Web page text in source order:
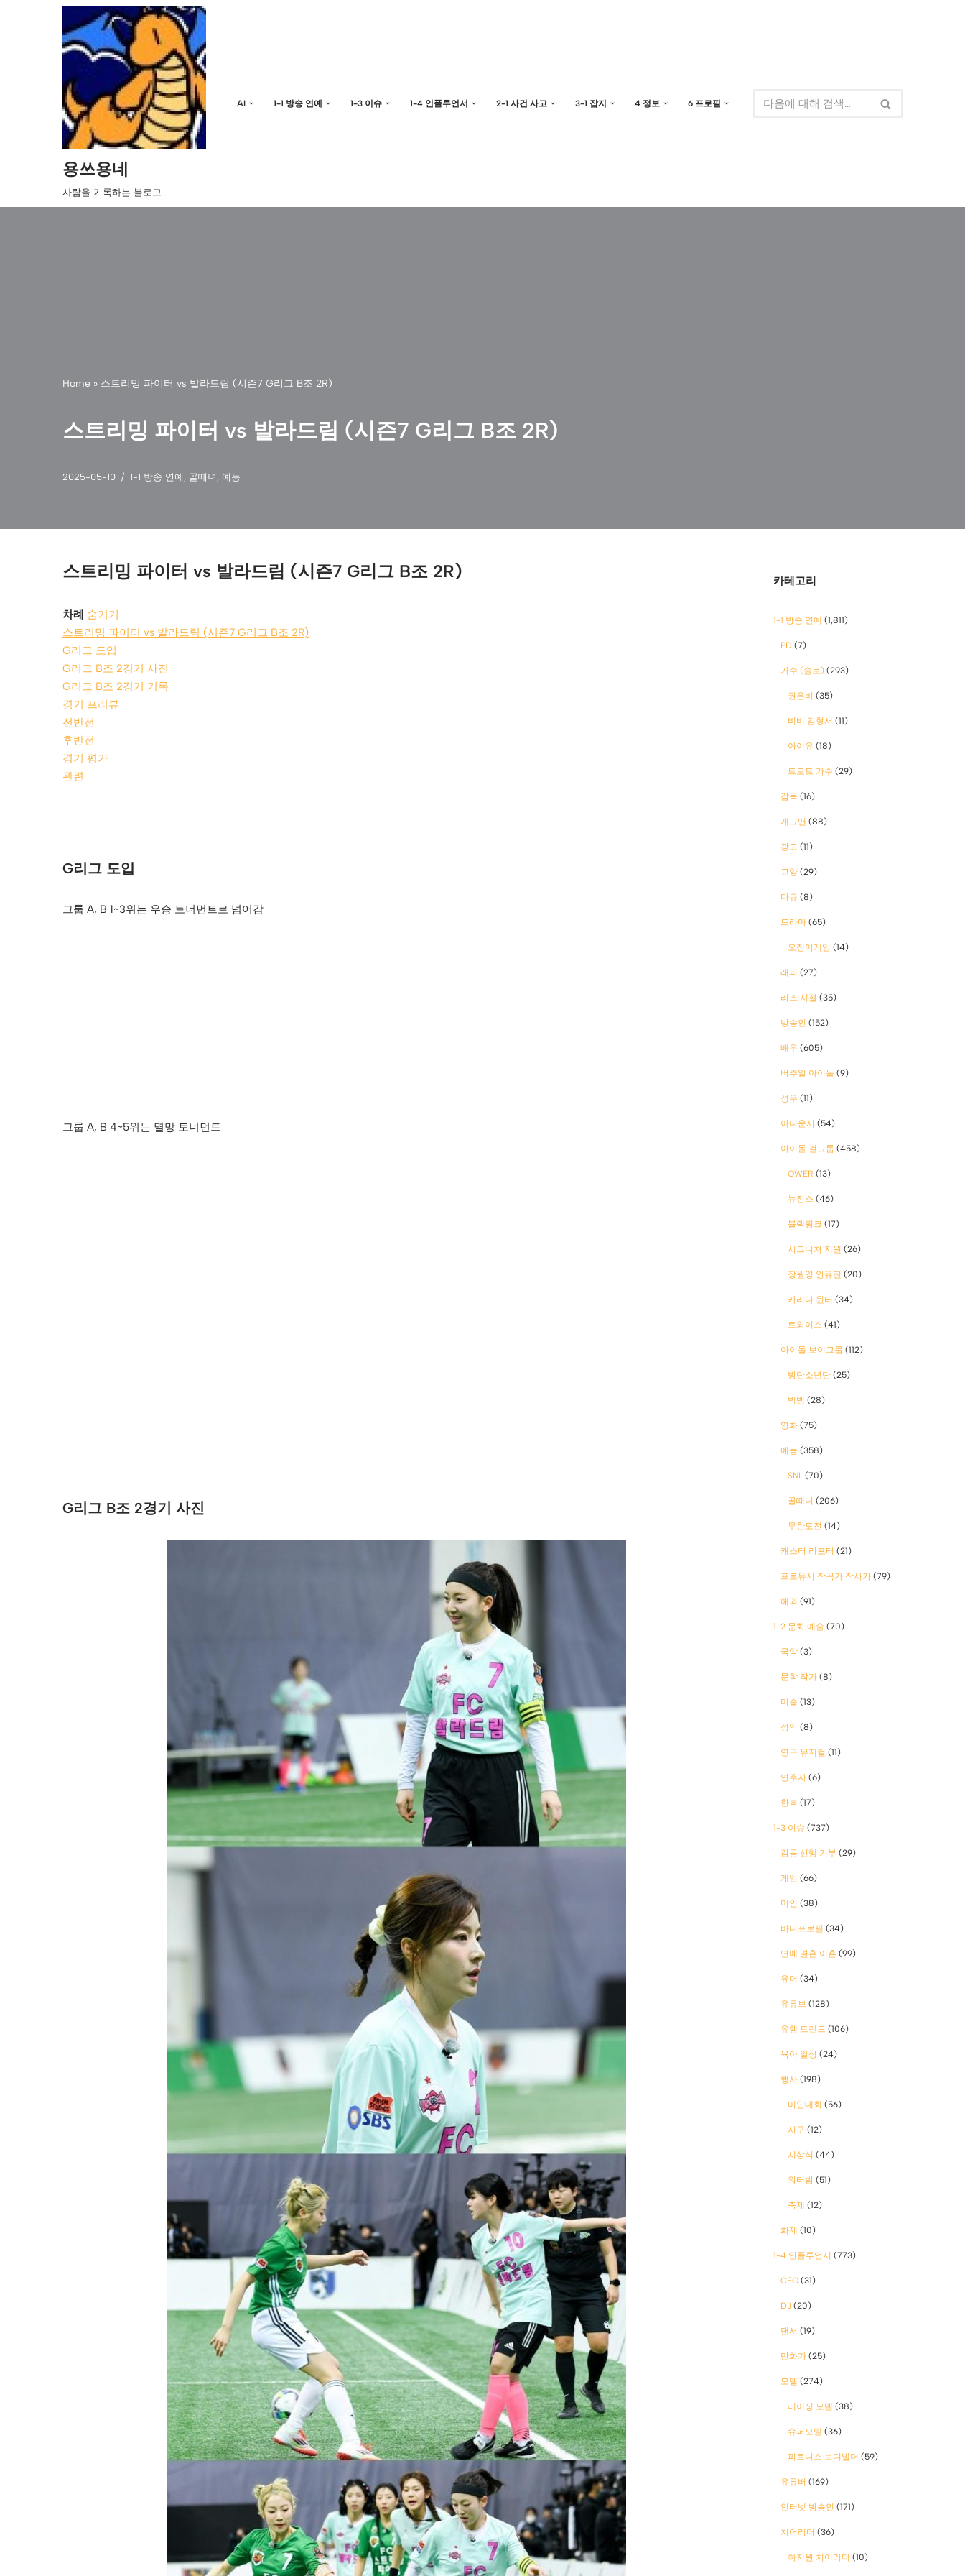
용쓰용네
사람을 기록하는 블로그
AI 1-1 방송 연예 1-3 이슈 1-4 인플루언서 2-1 사건 사고 3-1 잡지 4 정보 6 프로필
Home » 스트리밍 파이터 vs 발라드림 (시즌7 G리그 B조 2R)
스트리밍 파이터 vs 발라드림 (시즌7 G리그 B조 2R)
2025-05-10 1-1 방송 연예 , 골때녀 , 예능
스트리밍 파이터 vs 발라드림 (시즌7 G리그 B조 2R)
차례 숨기기
스트리밍 파이터 vs 발라드림 (시즌7 G리그 B조 2R)
G리그 도입
G리그 B조 2경기 사진
G리그 B조 2경기 기록
경기 프리뷰
전반전
후반전
경기 평가
관련
G리그 도입
그룹 A, B 1~3위는 우승 토너먼트로 넘어감
그룹 A, B 4~5위는 멸망 토너먼트
G리그 B조 2경기 사진
카테고리
1-1 방송 연예 (1,811)
PD (7)
가수 (솔로) (293)
권은비 (35)
비비 김형서 (11)
아이유 (18)
트로트 가수 (29)
감독 (16)
개그맨 (88)
광고 (11)
교양 (29)
다큐 (8)
드라마 (65)
오징어게임 (14)
래퍼 (27)
리즈 시절 (35)
방송인 (152)
배우 (605)
버추얼 아이돌 (9)
성우 (11)
아나운서 (54)
아이돌 걸그룹 (458)
QWER (13)
뉴진스 (46)
블랙핑크 (17)
시그니처 지원 (26)
장원영 안유진 (20)
카리나 윈터 (34)
트와이스 (41)
아이돌 보이그룹 (112)
방탄소년단 (25)
빅뱅 (28)
영화 (75)
예능 (358)
SNL (70)
골때녀 (206)
무한도전 (14)
캐스터 리포터 (21)
프로듀서 작곡가 작사가 (79)
해외 (91)
1-2 문화 예술 (70)
국악 (3)
문학 작가 (8)
미술 (13)
성악 (8)
연극 뮤지컬 (11)
연주자 (6)
한복 (17)
1-3 이슈 (737)
감동 선행 기부 (29)
게임 (66)
미인 (38)
바디프로필 (34)
연예 결혼 이혼 (99)
유머 (34)
유튜브 (128)
유행 트렌드 (106)
육아 일상 (24)
행사 (198)
미인대회 (56)
시구 (12)
시상식 (44)
워터밤 (51)
축제 (12)
화제 (10)
1-4 인플루언서 (773)
CEO (31)
DJ (20)
댄서 (19)
만화가 (25)
모델 (274)
레이싱 모델 (38)
슈퍼모델 (36)
피트니스 보디빌더 (59)
유튜버 (169)
인터넷 방송인 (171)
치어리더 (36)
하지원 치어리더 (10)